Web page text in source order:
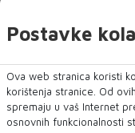
o tomu, barem još v...
Postavke
Ova web stranica koristi
korištenja stranice. Od
spremaju u vaš Internet
osnovnih funkcionalnosti